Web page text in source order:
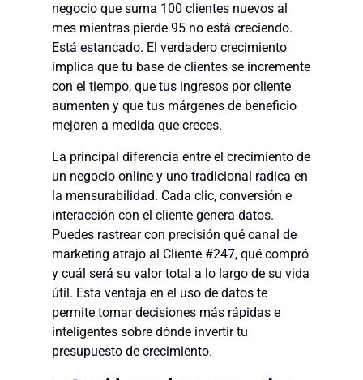
negocio que suma 100 clientes nuevos al
mes mientras pierde 95 no está creciendo.
Está estancado. El verdadero crecimiento
implica que tu base de clientes se incremente
con el tiempo, que tus ingresos por cliente
aumenten y que tus márgenes de beneficio
mejoren a medida que creces.
La principal diferencia entre el crecimiento de
un negocio online y uno tradicional radica en
la mensurabilidad. Cada clic, conversión e
interacción con el cliente genera datos.
Puedes rastrear con precisión qué canal de
marketing atrajo al Cliente #247, qué compró
y cuál será su valor total a lo largo de su vida
útil. Esta ventaja en el uso de datos te
permite tomar decisiones más rápidas e
inteligentes sobre dónde invertir tu
presupuesto de crecimiento.